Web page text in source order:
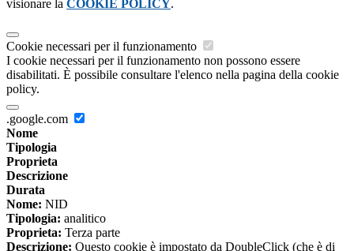
visionare la COOKIE POLICY.
Cookie necessari per il funzionamento
I cookie necessari per il funzionamento non possono essere
disabilitati. È possibile consultare l'elenco nella pagina della cookie
policy.
.google.com
Nome
Tipologia
Proprieta
Descrizione
Durata
Nome: NID
Tipologia: analitico
Proprieta: Terza parte
Descrizione: Questo cookie è impostato da DoubleClick (che è di